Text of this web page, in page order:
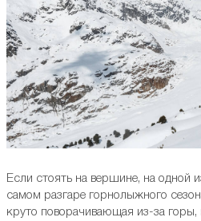
Если стоять на вершине, на одной
самом разгаре горнолыжного
круто поворачивающая из-за